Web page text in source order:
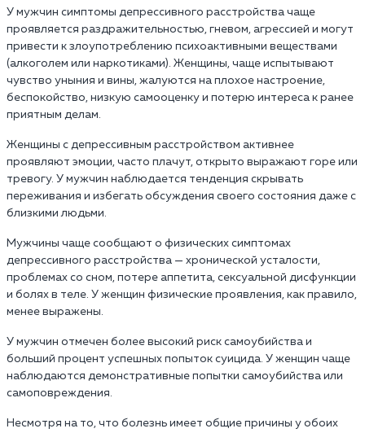
У мужчин симптомы депрессивного расстройства чаще
проявляется раздражительностью, гневом, агрессией и могут
привести к злоупотреблению психоактивными веществами
(алкоголем или наркотиками). Женщины, чаще испытывают
чувство уныния и вины, жалуются на плохое настроение,
беспокойство, низкую самооценку и потерю интереса к ранее
приятным делам.
Женщины с депрессивным расстройством активнее
проявляют эмоции, часто плачут, открыто выражают горе или
тревогу. У мужчин наблюдается тенденция скрывать
переживания и избегать обсуждения своего состояния даже с
близкими людьми.
Мужчины чаще сообщают о физических симптомах
депрессивного расстройства — хронической усталости,
проблемах со сном, потере аппетита, сексуальной дисфункции
и болях в теле. У женщин физические проявления, как правило,
менее выражены.
У мужчин отмечен более высокий риск самоубийства и
больший процент успешных попыток суицида. У женщин чаще
наблюдаются демонстративные попытки самоубийства или
самоповреждения.
Несмотря на то, что болезнь имеет общие причины у обоих